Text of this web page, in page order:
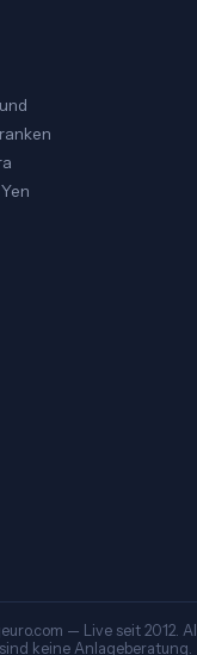
— Live seit 2012.
keine Anlageberatung.